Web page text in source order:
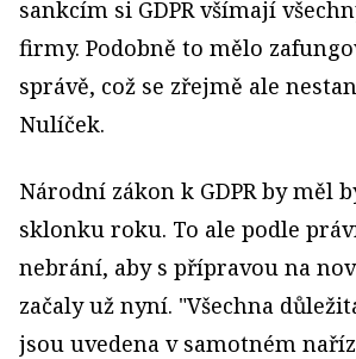
sankcím si GDPR všímají
firmy. Podobně to mělo
správě, což se zřejmě ale
Nulíček.
Národní zákon k GDPR by měl
sklonku roku. To ale podle
nebrání, aby s přípravou na
začaly už nyní. "Všechna
jsou uvedena v samotném